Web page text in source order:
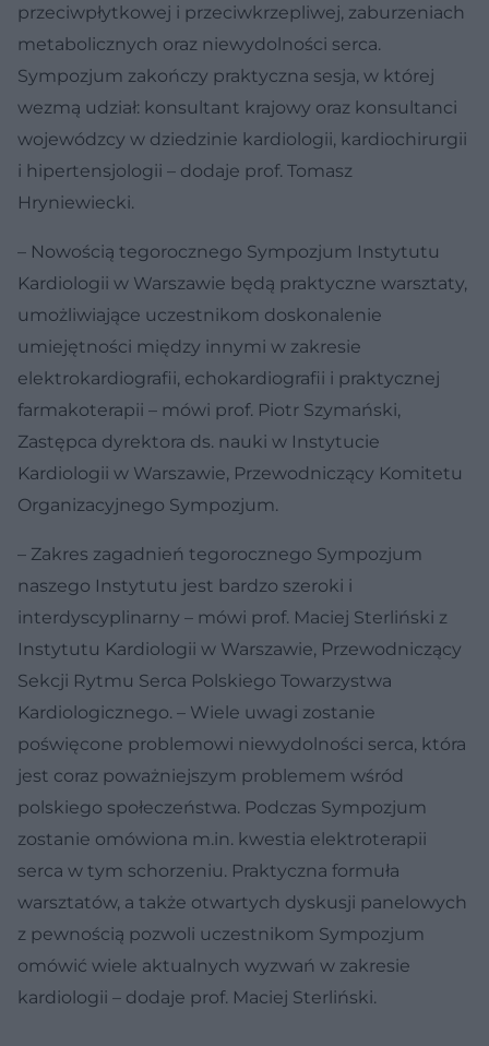
przeciwpłytkowej i przeciwkrzepliwej, zaburzeniach
metabolicznych oraz niewydolności serca.
Sympozjum zakończy praktyczna sesja, w której
wezmą udział: konsultant krajowy oraz konsultanci
wojewódzcy w dziedzinie kardiologii, kardiochirurgii
i hipertensjologii – dodaje prof. Tomasz
Hryniewiecki.
– Nowością tegorocznego Sympozjum Instytutu
Kardiologii w Warszawie będą praktyczne warsztaty,
umożliwiające uczestnikom doskonalenie
umiejętności między innymi w zakresie
elektrokardiografii, echokardiografii i praktycznej
farmakoterapii – mówi prof. Piotr Szymański,
Zastępca dyrektora ds. nauki w Instytucie
Kardiologii w Warszawie, Przewodniczący Komitetu
Organizacyjnego Sympozjum.
– Zakres zagadnień tegorocznego Sympozjum
naszego Instytutu jest bardzo szeroki i
interdyscyplinarny – mówi prof. Maciej Sterliński z
Instytutu Kardiologii w Warszawie, Przewodniczący
Sekcji Rytmu Serca Polskiego Towarzystwa
Kardiologicznego. – Wiele uwagi zostanie
poświęcone problemowi niewydolności serca, która
jest coraz poważniejszym problemem wśród
polskiego społeczeństwa. Podczas Sympozjum
zostanie omówiona m.in. kwestia elektroterapii
serca w tym schorzeniu. Praktyczna formuła
warsztatów, a także otwartych dyskusji panelowych
z pewnością pozwoli uczestnikom Sympozjum
omówić wiele aktualnych wyzwań w zakresie
kardiologii – dodaje prof. Maciej Sterliński.